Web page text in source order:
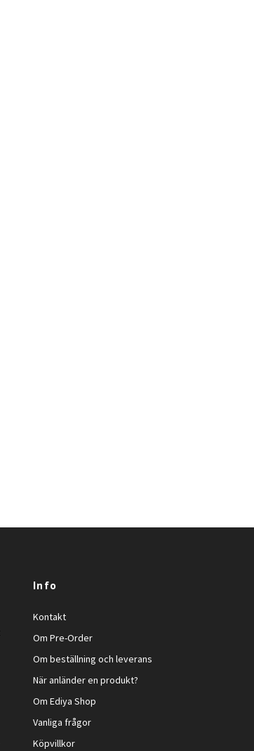
Info
Kontakt
Om Pre-Order
Om beställning och leverans
När anländer en produkt?
Om Ediya Shop
Vanliga frågor
Köpvillkor